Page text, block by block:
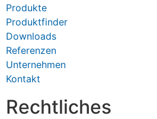
Produkte
Produktfinder
Downloads
Referenzen
Unternehmen
Kontakt
Rechtliches